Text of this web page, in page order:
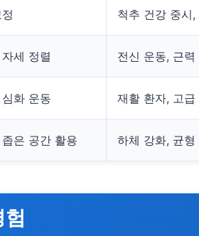
척추 건강 중시
세 정렬 전신 운동, 근
화 운동 재활 환자, 고
은 공간 활용 하체 강화, 균